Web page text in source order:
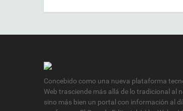
Concebido como una nueva plataforma
Web trasciende más allá de lo tradicional al
sino más bien un portal con información al